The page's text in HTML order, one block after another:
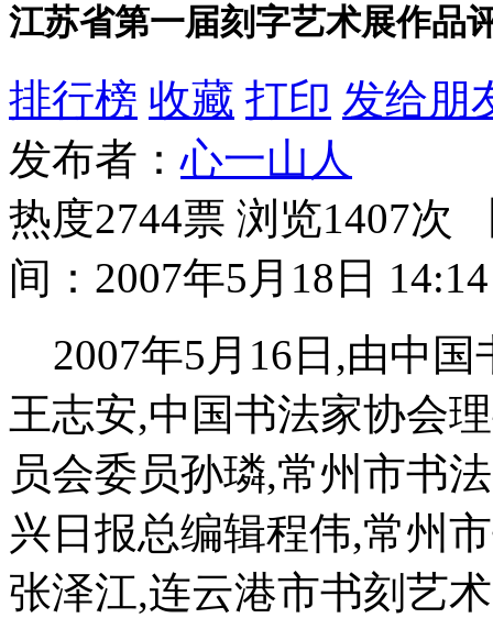
江苏省第一届刻字艺术展作品
排行榜 收藏 打印 发给朋
发布者：心一山人
热度2744票 浏览1407次
间：2007年5月18日 14:14
2007年5月16日,由中国
王志安,中国书法家协会
员会委员孙璘,常州市书
兴日报总编辑程伟,常州
张泽江,连云港市书刻艺